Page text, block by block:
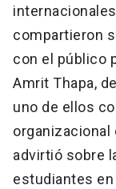
compartieron
con el público
Amrit Thapa,
uno de ellos
organizacional
advirtió sobre
estudiantes